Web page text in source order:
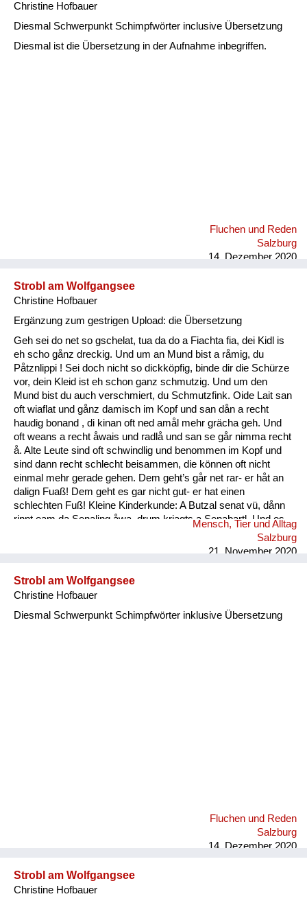
Christine Hofbauer
Diesmal Schwerpunkt Schimpfwörter inclusive Übersetzung
Diesmal ist die Übersetzung in der Aufnahme inbegriffen.
Fluchen und Reden
Salzburg
14. Dezember 2020
Strobl am Wolfgangsee
Christine Hofbauer
Ergänzung zum gestrigen Upload: die Übersetzung
Geh sei do net so gschelat, tua da do a Fiachta fia, dei Kidl is
eh scho gånz dreckig. Und um an Mund bist a råmig, du
Påtznlippi ! Sei doch nicht so dickköpfig, binde dir die Schürze
vor, dein Kleid ist eh schon ganz schmutzig. Und um den
Mund bist du auch verschmiert, du Schmutzfink. Oide Lait san
oft wiaflat und gånz damisch im Kopf und san dån a recht
haudig bonand , di kinan oft ned amål mehr grächa geh. Und
oft weans a recht åwais und radlå und san se går nimma recht
å. Alte Leute sind oft schwindlig und benommen im Kopf und
sind dann recht schlecht beisammen, die können oft nicht
einmal mehr gerade gehen. Dem geht’s går net rar- er håt an
dalign Fuaß! Dem geht es gar nicht gut- er hat einen
schlechten Fuß! Kleine Kinderkunde: A Butzal senat vü, dånn
rinnt eam da Senaling åwa, drum kriagts a Senabartl. Und es
is a oft råmig um an Mund. Ein Baby speichelt viel, dann rinnt
Mensch, Tier und Alltag
Salzburg
21. November 2020
Strobl am Wolfgangsee
Christine Hofbauer
Diesmal Schwerpunkt Schimpfwörter inklusive Übersetzung
Fluchen und Reden
Salzburg
14. Dezember 2020
Strobl am Wolfgangsee
Christine Hofbauer